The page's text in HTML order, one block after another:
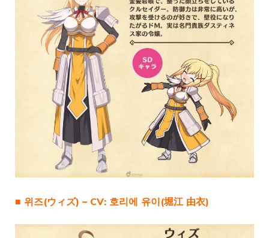
■ 위즈(ウィズ) – CV: 호리에 유이(堀江 由衣)